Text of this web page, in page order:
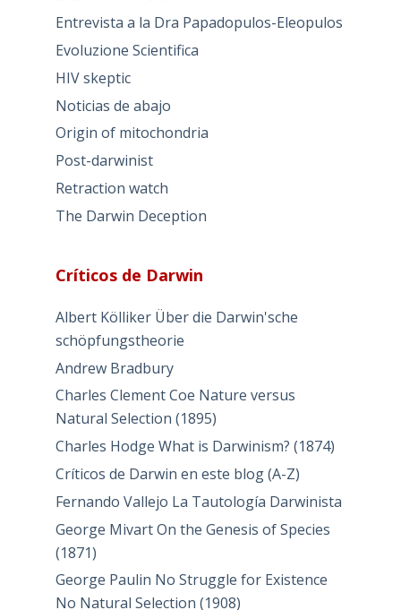
Entrevista a la Dra Papadopulos-Eleopulos
Evoluzione Scientifica
HIV skeptic
Noticias de abajo
Origin of mitochondria
Post-darwinist
Retraction watch
The Darwin Deception
Críticos de Darwin
Albert Kölliker Über die Darwin'sche
schöpfungstheorie
Andrew Bradbury
Charles Clement Coe Nature versus
Natural Selection (1895)
Charles Hodge What is Darwinism? (1874)
Críticos de Darwin en este blog (A-Z)
Fernando Vallejo La Tautología Darwinista
George Mivart On the Genesis of Species
(1871)
George Paulin No Struggle for Existence
No Natural Selection (1908)